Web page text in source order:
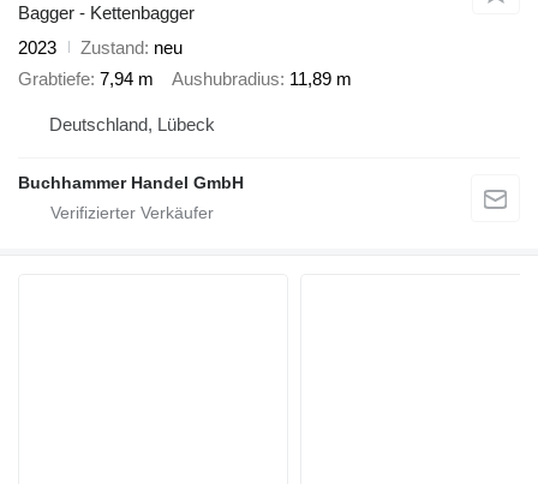
Bagger - Kettenbagger
2023
Zustand neu
Grabtiefe 7,94 m Aushubradius 11,89 m
Deutschland, Lübeck
Buchhammer Handel GmbH